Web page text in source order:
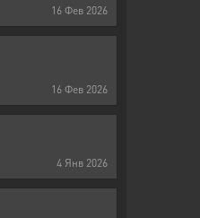
16 Фев 2026
16 Фев 2026
4 Янв 2026